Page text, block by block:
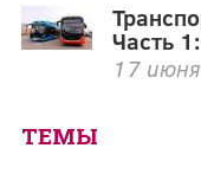
Часть
17
ТЕМЫ